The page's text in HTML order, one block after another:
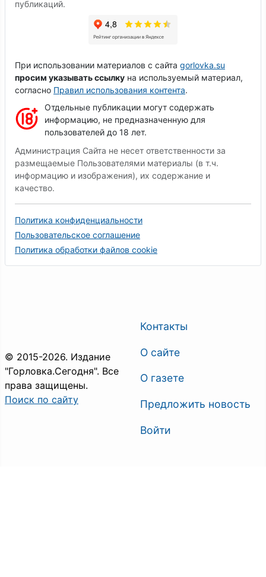
публикаций.
При использовании материалов с сайта gorlovka.su
просим указывать ссылку на используемый материал,
согласно Правил использования контента.
Отдельные публикации могут содержать
информацию, не предназначенную для
пользователей до 18 лет.
Администрация Сайта не несет ответственности за
размещаемые Пользователями материалы (в т.ч.
информацию и изображения), их содержание и
качество.
Политика конфиденциальности
Пользовательское соглашение
Политика обработки файлов cookie
© 2015-2026. Издание
"Горловка.Сегодня". Все
права защищены.
Поиск по сайту
Контакты
О сайте
О газете
Предложить новость
Войти